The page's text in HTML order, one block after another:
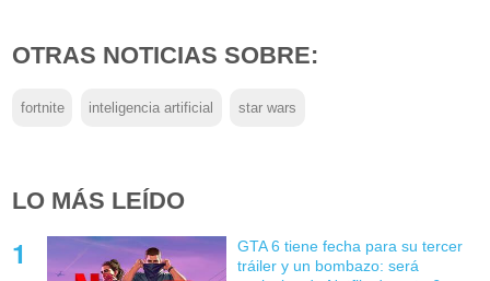
OTRAS NOTICIAS SOBRE:
fortnite inteligencia artificial star wars
LO MÁS LEÍDO
GTA 6 tiene fecha para su tercer
tráiler y un bombazo: será